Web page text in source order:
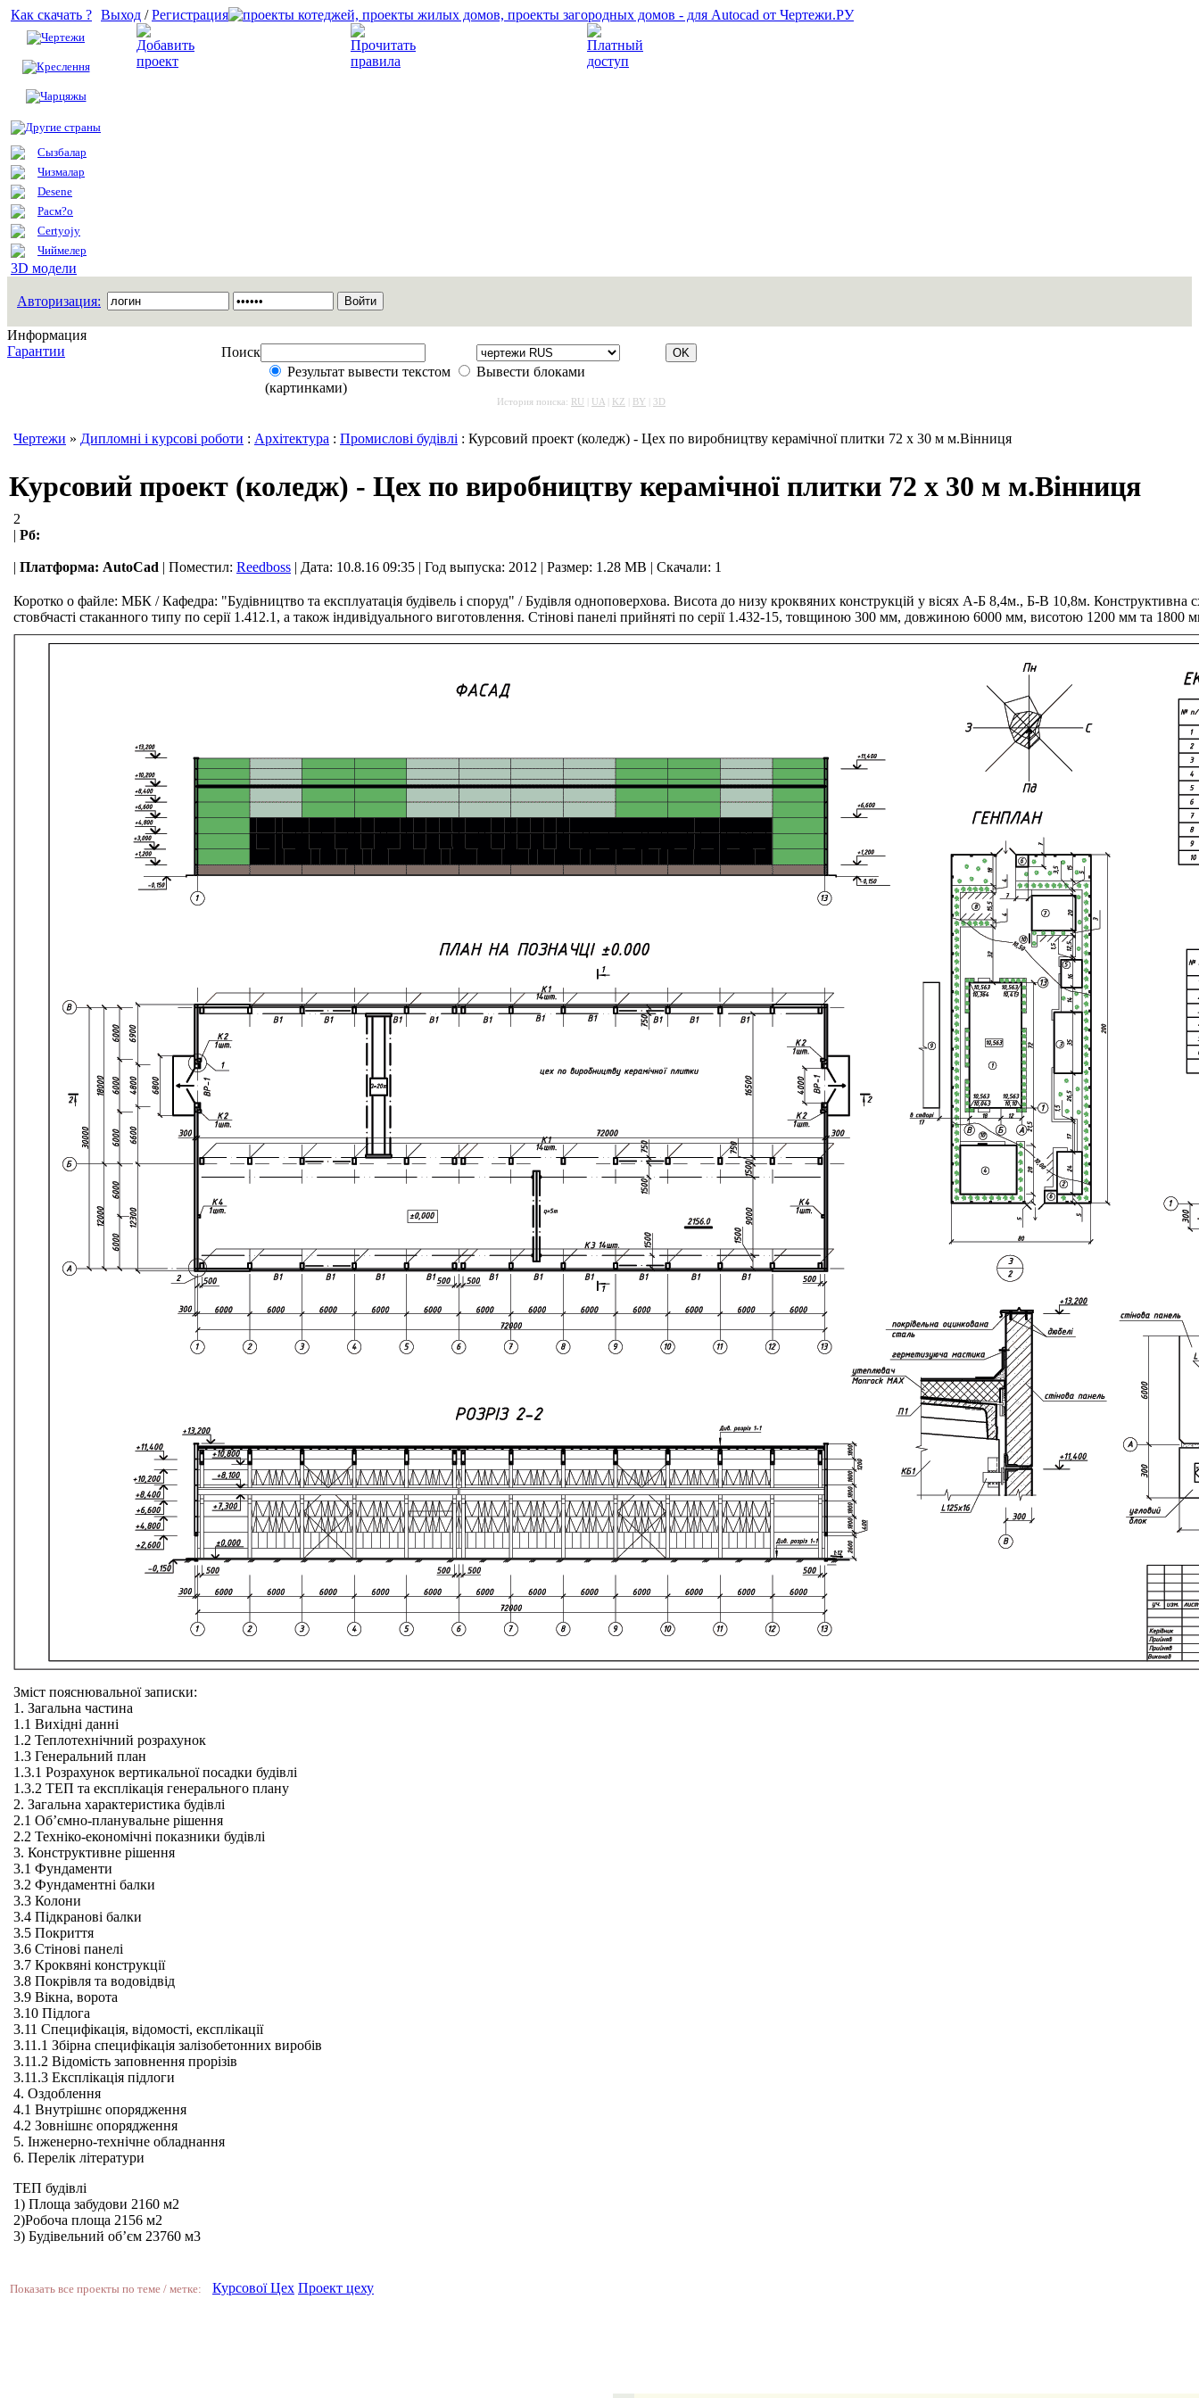
Как скачать ?
Чертежи
Креслення
Чарцяжы
Другие страны
Сызбалар
Чизмалар
Desene
Расм?о
Certyojy
Чиймелер
3D модели
Выход /Регистрация
Авторизация:
Информация
Гарантии
Поиск
Результат вывести текстом
Вывести блоками
(картинками)
История поиска: RU UA KZ BY 3D
Чертежи » Дипломні і курсові роботи : Архітектура : Промислові будівлі : Курсовий проект (коледж) - Цех по виробництву керамічної плитки 72 х 30 м м.Вінниця
Курсовий проект (коледж) - Цех по виробництву керамічної плитки 72 х 30 м м.Вінниця
2
| Рб:
| Платформа: AutoCad | Поместил: Reedboss | Дата: 10.8.16 09:35 | Год выпуска: 2012 | Размер: 1.28 MB | Скачали: 1
Коротко о файле: МБК / Кафедра: "Будівництво та експлуатація будівель і споруд" / Будівля одноповерхова. Висота до низу кроквяних конструкцій у вісях А-Б 8,4м., Б-В 10,8м. Конструктивна
стовбчасті стаканного типу по серії 1.412.1, а також індивідуального виготовлення. Стінові панелі прийняті по серії 1.432-15, товщиною 300 мм, довжиною 6000 мм, висотою 1200 мм та
Зміст пояснювальної записки:
1. Загальна частина
1.1 Вихідні данні
1.2 Теплотехнічний розрахунок
1.3 Генеральний план
1.3.1 Розрахунок вертикальної посадки будівлі
1.3.2 ТЕП та експлікація генерального плану
2. Загальна характеристика будівлі
2.1 Об’ємно-планувальне рішення
2.2 Техніко-економічні показники будівлі
3. Конструктивне рішення
3.1 Фундаменти
3.2 Фундаментні балки
3.3 Колони
3.4 Підкранові балки
3.5 Покриття
3.6 Стінові панелі
3.7 Кроквяні конструкції
3.8 Покрівля та водовідвід
3.9 Вікна, ворота
3.10 Підлога
3.11 Специфікація, відомості, експлікації
3.11.1 Збірна специфікація залізобетонних виробів
3.11.2 Відомість заповнення прорізів
3.11.3 Експлікація підлоги
4. Оздоблення
4.1 Внутрішнє опорядження
4.2 Зовнішнє опорядження
5. Інженерно-технічне обладнання
6. Перелік літератури
ТЕП будівлі
1) Площа забудови 2160 м2
2)Робоча площа 2156 м2
3) Будівельний об’єм 23760 м3
Показать все проекты по теме / метке: Курсової Цех Проект цеху